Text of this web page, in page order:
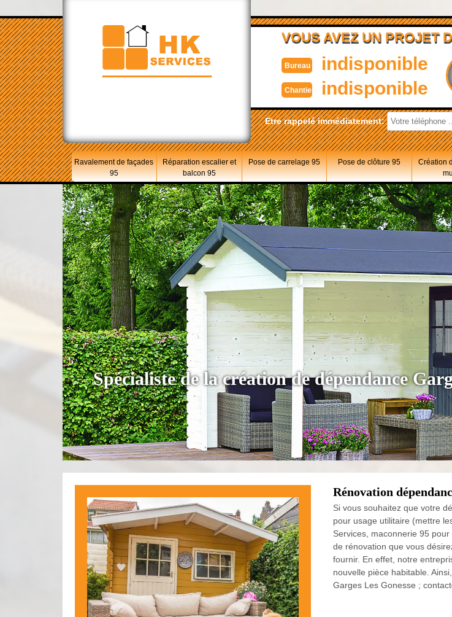
VOUS AVEZ UN PROJET
Bureau indisponible
Chantier indisponible
Etre rappelé immédiatement:
Ravalement de façades
95
Réparation escalier et
balcon 95
Pose de carrelage 95 Pose de clôture 95
Création
Spécialiste de la création de dépendance
Rénovation
Si vous souhaitez que votre
pour usage utilitaire (mettre
Services, maconnerie 95
de rénovation que vous
fournir. En effet, notre
nouvelle pièce habitable.
Garges Les Gonesse ;